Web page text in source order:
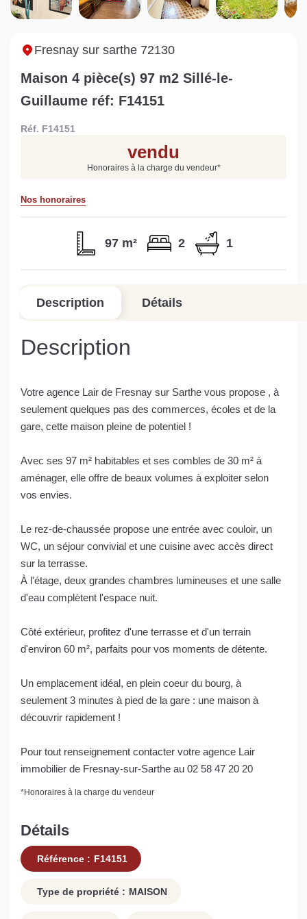
Sarthe pour booster sa
vente
quelles sont les
conséquences ?
Estimez votre bien en ligne.
en quelques clics.
Fresnay sur sarthe 72130
Maison 4 pièce(s) 97 m2 Sillé-le-
Guillaume réf: F14151
Réf. F14151
vendu
Honoraires à la charge du vendeur*
Nos honoraires
97 m² 2 1
Description Détails
Description
Votre agence Lair de Fresnay sur Sarthe vous propose , à
seulement quelques pas des commerces, écoles et de la
gare, cette maison pleine de potentiel !
Avec ses 97 m² habitables et ses combles de 30 m² à
aménager, elle offre de beaux volumes à exploiter selon
vos envies.
Le rez-de-chaussée propose une entrée avec couloir, un
WC, un séjour convivial et une cuisine avec accès direct
sur la terrasse.
À l'étage, deux grandes chambres lumineuses et une salle
d'eau complètent l'espace nuit.
Côté extérieur, profitez d'une terrasse et d'un terrain
d'environ 60 m², parfaits pour vos moments de détente.
Un emplacement idéal, en plein coeur du bourg, à
seulement 3 minutes à pied de la gare : une maison à
découvrir rapidement !
Pour tout renseignement contacter votre agence Lair
immobilier de Fresnay-sur-Sarthe au 02 58 47 20 20
*Honoraires à la charge du vendeur
Détails
Référence : F14151
Type de propriété : MAISON